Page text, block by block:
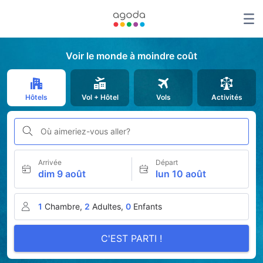
Voir le monde à moindre coût
Hôtels Vol + Hôtel Vols Activités
Où aimeriez-vous aller?
Arrivée
dim 9 août
Départ
lun 10 août
1 Chambre, 2 Adultes, 0 Enfants
C'EST PARTI !